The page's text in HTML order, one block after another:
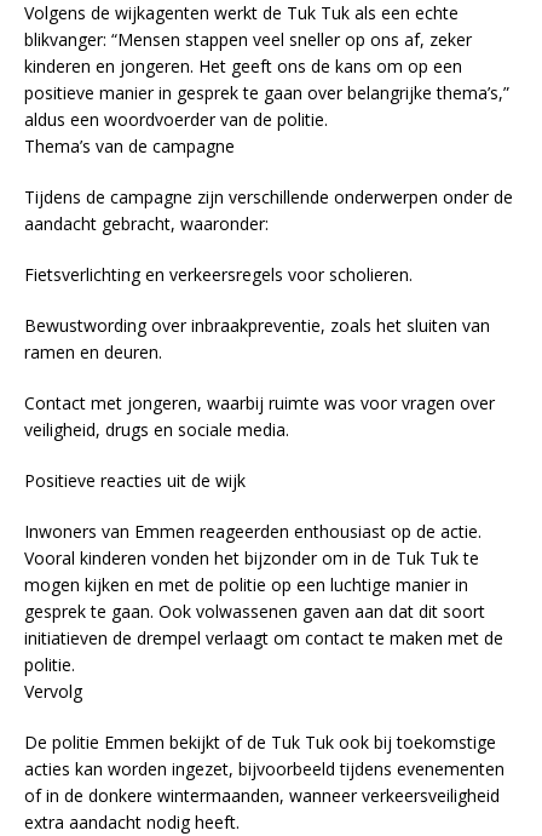
Volgens de wijkagenten werkt de Tuk Tuk als een echte
blikvanger: “Mensen stappen veel sneller op ons af, zeker
kinderen en jongeren. Het geeft ons de kans om op een
positieve manier in gesprek te gaan over belangrijke thema’s,”
aldus een woordvoerder van de politie.
Thema’s van de campagne
Tijdens de campagne zijn verschillende onderwerpen onder de
aandacht gebracht, waaronder:
Fietsverlichting en verkeersregels voor scholieren.
Bewustwording over inbraakpreventie, zoals het sluiten van
ramen en deuren.
Contact met jongeren, waarbij ruimte was voor vragen over
veiligheid, drugs en sociale media.
Positieve reacties uit de wijk
Inwoners van Emmen reageerden enthousiast op de actie.
Vooral kinderen vonden het bijzonder om in de Tuk Tuk te
mogen kijken en met de politie op een luchtige manier in
gesprek te gaan. Ook volwassenen gaven aan dat dit soort
initiatieven de drempel verlaagt om contact te maken met de
politie.
Vervolg
De politie Emmen bekijkt of de Tuk Tuk ook bij toekomstige
acties kan worden ingezet, bijvoorbeeld tijdens evenementen
of in de donkere wintermaanden, wanneer verkeersveiligheid
extra aandacht nodig heeft.